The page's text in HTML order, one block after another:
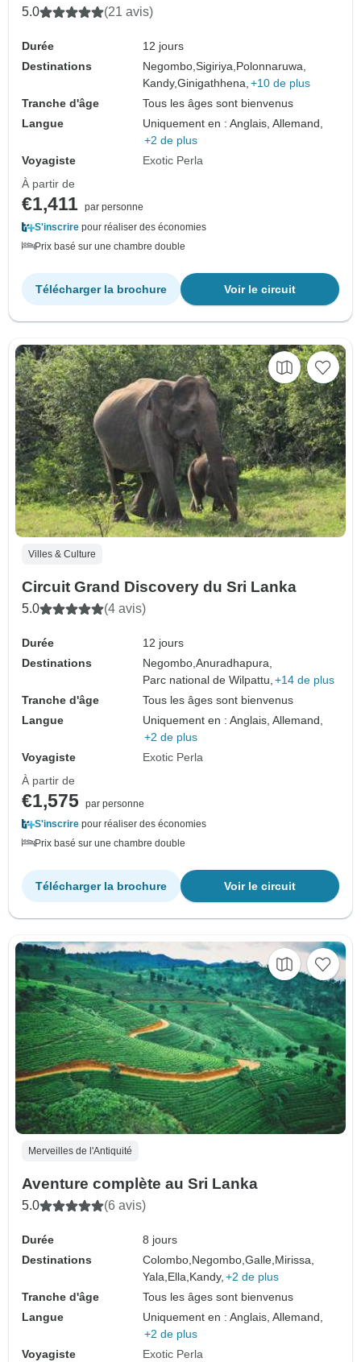
5.0 (21 avis)
Durée
12 jours
Destinations
Negombo,Sigiriya, Polonnaruwa,
Kandy,Ginigathhena, +10 de plus
Tranche d'âge
Tous les âges sont bienvenus
Langue
Uniquement en : Anglais, Allemand,
+2 de plus
Voyagiste
Exotic Perla
À partir de
€1,411 par personne
S'inscrire pour réaliser des économies
Prix basé sur une chambre double
Voir le circuit
Télécharger la brochure
Villes & Culture
Circuit Grand Discovery du Sri Lanka
5.0 (4 avis)
Durée
12 jours
Destinations
Negombo,Anuradhapura,
Parc national de Wilpattu, +14 de plus
Tranche d'âge
Tous les âges sont bienvenus
Langue
Uniquement en : Anglais, Allemand,
+2 de plus
Voyagiste
Exotic Perla
À partir de
€1,575 par personne
S'inscrire pour réaliser des économies
Prix basé sur une chambre double
Voir le circuit
Télécharger la brochure
Merveilles de l'Antiquité
Aventure complète au Sri Lanka
5.0 (6 avis)
Durée
8 jours
Destinations
Colombo,Negombo,Galle,Mirissa,
Yala,Ella,Kandy, +2 de plus
Tranche d'âge
Tous les âges sont bienvenus
Langue
Uniquement en : Anglais, Allemand,
+2 de plus
Voyagiste
Exotic Perla